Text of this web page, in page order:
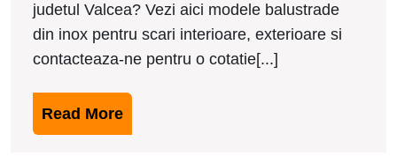
judetul Valcea? Vezi aici modele balustrade
din inox pentru scari interioare, exterioare si
contacteaza-ne pentru o cotatie[...]
Read MoreRead
More